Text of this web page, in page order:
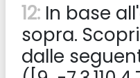
12: In base
sopra.
dalle